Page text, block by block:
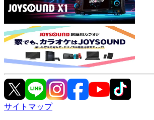
サイトマップ